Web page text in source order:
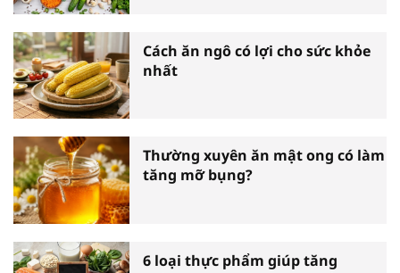
Cách ăn ngô có lợi cho sức khỏe
nhất
Thường xuyên ăn mật ong có làm
tăng mỡ bụng?
6 loại thực phẩm giúp tăng